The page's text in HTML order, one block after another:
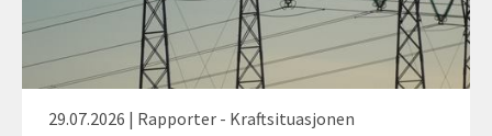
29.07.2026 | Rapporter - Kraftsituasjonen